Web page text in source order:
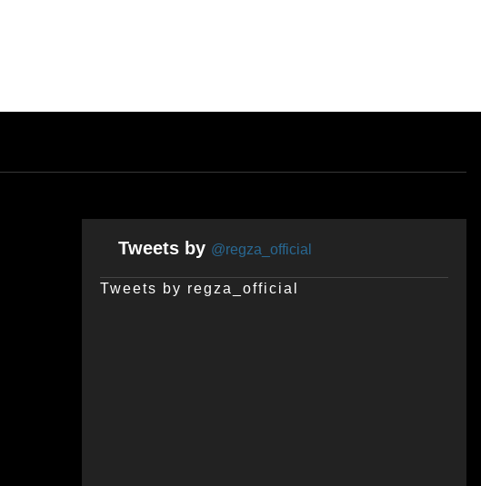
Tweets by @regza_official
Tweets by regza_official